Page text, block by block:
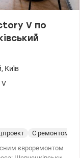
V по
, Київ
С ремонтом
євроремонтом